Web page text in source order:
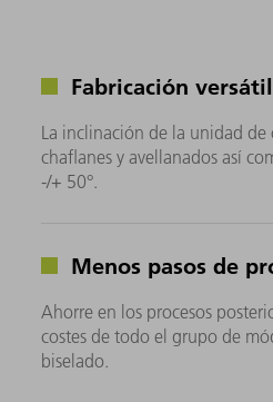
Fabricación versátil
La inclinación de la unidad de
chaflanes y avellanados así
-/+ 50°.
Menos pasos de
Ahorre en los procesos
costes de todo el grupo de
biselado.